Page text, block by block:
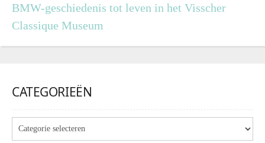
BMW-geschiedenis tot leven in het Visscher
Classique Museum
CATEGORIEËN